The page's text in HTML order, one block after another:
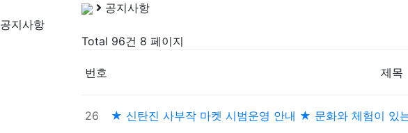
공지사항
공지사항
Total 96건 8 페이지
번호 제목
26 ★ 신탄진 사부작 마켓 시범운영 안내 ★ 문화와 체험이 있